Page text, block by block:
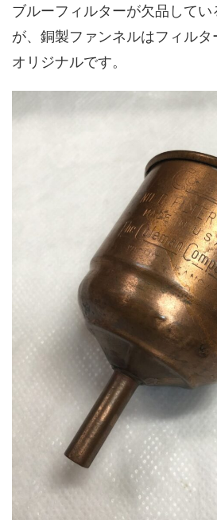
ブルーフィルターが欠品して
が、銅製ファンネルはフィル
オリジナルです。